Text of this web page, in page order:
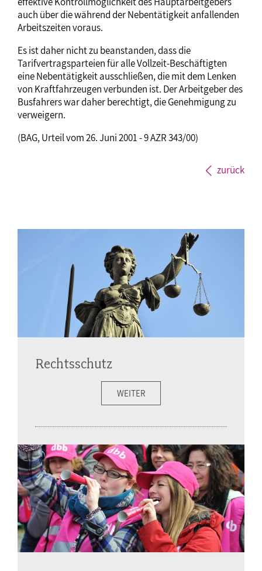
auch über die während der Nebentätigkeit anfallenden
Arbeitszeiten voraus.
Es ist daher nicht zu beanstanden, dass die
Tarifvertragsparteien für alle Vollzeit-Beschäftigten
eine Nebentätigkeit ausschließen, die mit dem Lenken
von Kraftfahrzeugen verbunden ist. Der Arbeitgeber des
Busfahrers war daher berechtigt, die Genehmigung zu
verweigern.
(BAG, Urteil vom 26. Juni 2001 - 9 AZR 343/00)
zurück
Rechtsschutz
WEITER